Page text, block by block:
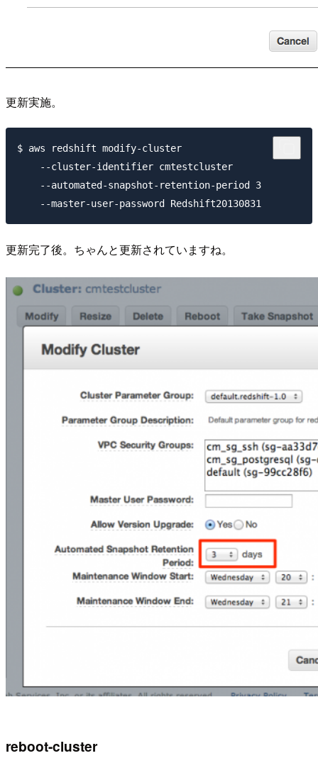
更新実施。
$ aws redshift modify-cluster
    --cluster-identifier cmtestcluster
    --automated-snapshot-retention-period 3
更新完了後。ちゃんと更新されていますね。
reboot-cluster